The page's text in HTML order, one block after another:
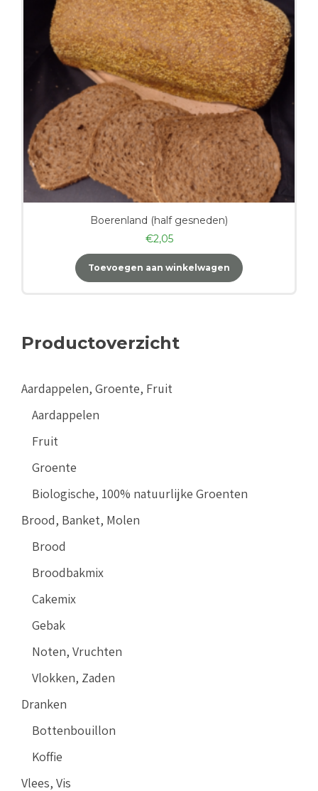
Boerenland (half gesneden)
€2,05
Toevoegen aan winkelwagen
Productoverzicht
Aardappelen, Groente, Fruit
Aardappelen
Fruit
Groente
Biologische, 100% natuurlijke Groenten
Brood, Banket, Molen
Brood
Broodbakmix
Cakemix
Gebak
Noten, Vruchten
Vlokken, Zaden
Dranken
Bottenbouillon
Koffie
Vlees, Vis